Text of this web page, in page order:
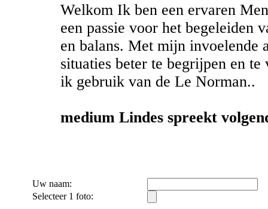
Welkom Ik ben een ervaren
een passie voor het begeleiden
en balans. Met mijn invoelende
situaties beter te begrijpen en
ik gebruik van de Le Norman..
medium Lindes spreekt
Uw naam:
Selecteer 1 foto: